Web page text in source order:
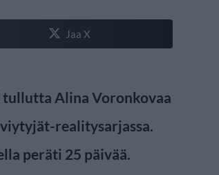
Jaa X
Alina Voronkovaa
realitysarjassa.
peräti 25 päivää.